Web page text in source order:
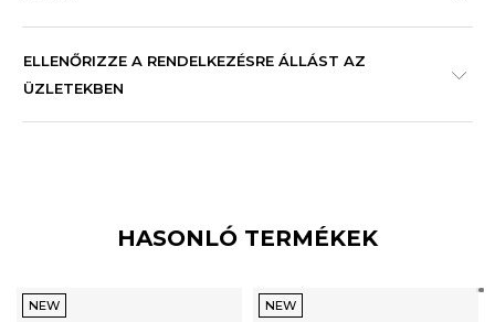
ELLENŐRIZZE A RENDELKEZÉSRE ÁLLÁST AZ
ÜZLETEKBEN
HASONLÓ TERMÉKEK
NEW NEW